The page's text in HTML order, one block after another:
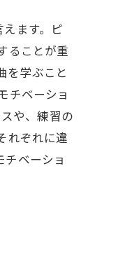
ます。ピ
ることが重
を学ぶこと
チベーショ
や、練習の
れぞれに違
ベーショ